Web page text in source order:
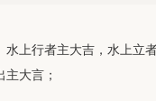
水上行者主大吉，水上立
主大言；